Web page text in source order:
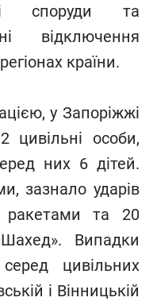
споруди та
відключення
країни.
у Запоріжжі
цивільні особи,
них 6 дітей.
зазнало ударів
ракетами та 20
Випадки
цивільних
і Вінницькій